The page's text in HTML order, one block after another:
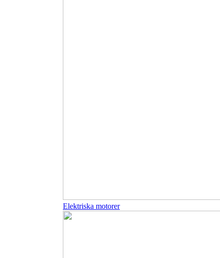
Elektriska motorer